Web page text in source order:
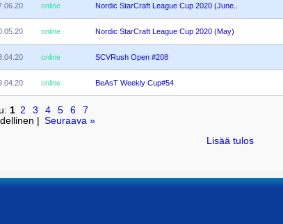
online Nordic StarCraft League Cup 2020 (June..
online Nordic StarCraft League Cup 2020 (May)
online SCVRush Open #208
online BeAsT Weekly Cup#54
1 2 3 4 5 6
7
|
Seuraava »
Lisää tulos